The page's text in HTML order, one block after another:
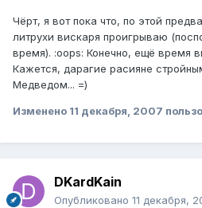
Чёрт, я вот пока что, по этой
литрухи вискаря проигрываю
время). :oops: Конечно, ещё время
Кажется, дарагие расияне
Медведом... =)
Изменено 11 декабря, 2007
DKardKain
Опубликовано 11 декабря,